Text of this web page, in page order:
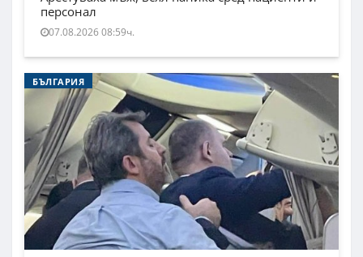
персонал
07.08.2026 08:59ч.
БЪЛГАРИЯ